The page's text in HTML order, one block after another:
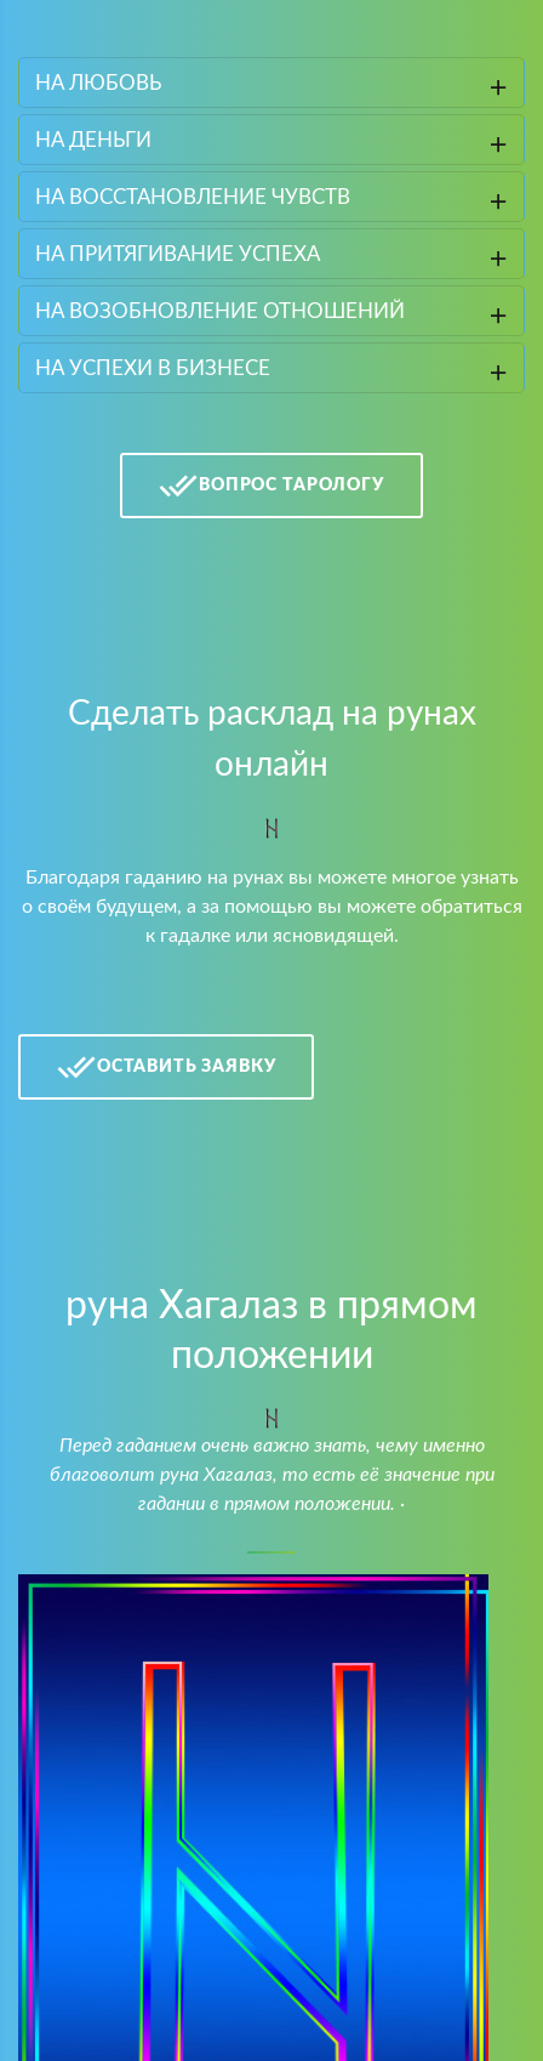
НА ЛЮБОВЬ
НА ДЕНЬГИ
НА ВОССТАНОВЛЕНИЕ ЧУВСТВ
НА ПРИТЯГИВАНИЕ УСПЕХА
НА ВОЗОБНОВЛЕНИЕ ОТНОШЕНИЙ
НА УСПЕХИ В БИЗНЕСЕ
ВОПРОС ТАРОЛОГУ
Сделать расклад на рунах
онлайн
Благодаря гаданию на рунах вы можете многое узнать
о своём будущем, а за помощью вы можете обратиться
к гадалке или ясновидящей.
ОСТАВИТЬ ЗАЯВКУ
руна Хагалаз в прямом
положении
Перед гаданием очень важно знать, чему именно
благоволит руна Хагалаз, то есть её значение при
гадании в прямом положении. ·